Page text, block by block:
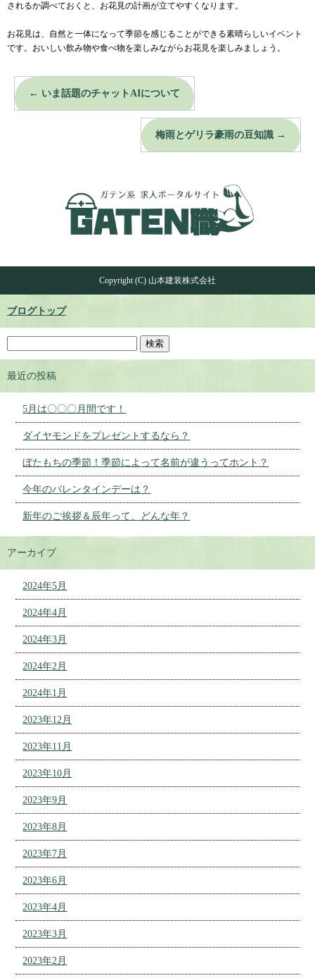
されるか調べておくと、お花見の計画が立てやすくなります。
お花見は、自然と一体になって季節を感じることができる素晴らしいイベント
です。おいしい飲み物や食べ物を楽しみながらお花見を楽しみましょう。
← いま話題のチャットAIについて
梅雨とゲリラ豪雨の豆知識 →
Copyright (C) 山本建装株式会社
ブログトップ
最近の投稿
5月は〇〇〇月間です！
ダイヤモンドをプレゼントするなら？
ぼたもちの季節！季節によって名前が違うってホント？
今年のバレンタインデーは？
新年のご挨拶＆辰年って、どんな年？
アーカイブ
2024年5月
2024年4月
2024年3月
2024年2月
2024年1月
2023年12月
2023年11月
2023年10月
2023年9月
2023年8月
2023年7月
2023年6月
2023年4月
2023年3月
2023年2月